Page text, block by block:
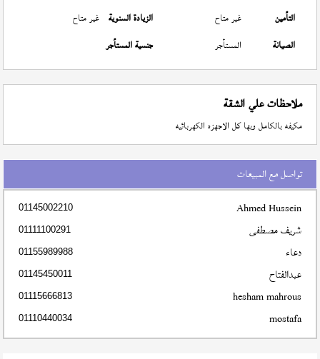
التأمين
غير متاح الزيادة السنوية غير متاح
الصيانة
المستأجر جنسية المستأجر
ملاحظات علي الشقة
مكيفه بالكامل وبها كل الاجهزه الكهربائيه
تواصل مع المبيعات
Ahmed Hussein
01145002210
شريف مصطفى 01111100291
دعاء 01155989988
عبدالفتاح 01145450011
hesham mahrous
01115666813
mostafa
01110440034